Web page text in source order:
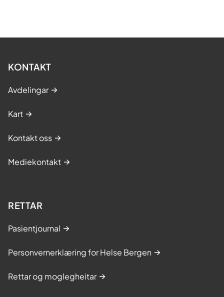
KONTAKT
Avdelingar
Kart
Kontakt oss
Mediekontakt
RETTAR
Pasientjournal
Personvernerklæring for Helse Bergen
Rettar og moglegheitar